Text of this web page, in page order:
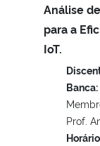
Análise
para a
IoT.
Banca:
Prof.